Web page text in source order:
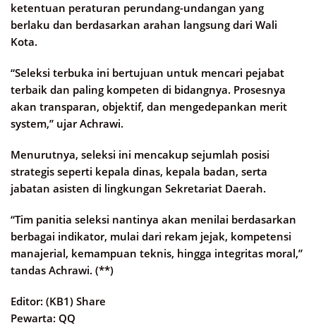
ketentuan peraturan perundang-undangan yang
berlaku dan berdasarkan arahan langsung dari Wali
Kota.
“Seleksi terbuka ini bertujuan untuk mencari pejabat
terbaik dan paling kompeten di bidangnya. Prosesnya
akan transparan, objektif, dan mengedepankan merit
system,” ujar Achrawi.
Menurutnya, seleksi ini mencakup sejumlah posisi
strategis seperti kepala dinas, kepala badan, serta
jabatan asisten di lingkungan Sekretariat Daerah.
“Tim panitia seleksi nantinya akan menilai berdasarkan
berbagai indikator, mulai dari rekam jejak, kompetensi
manajerial, kemampuan teknis, hingga integritas moral,”
tandas Achrawi. (**)
Editor: (KB1) Share
Pewarta: QQ